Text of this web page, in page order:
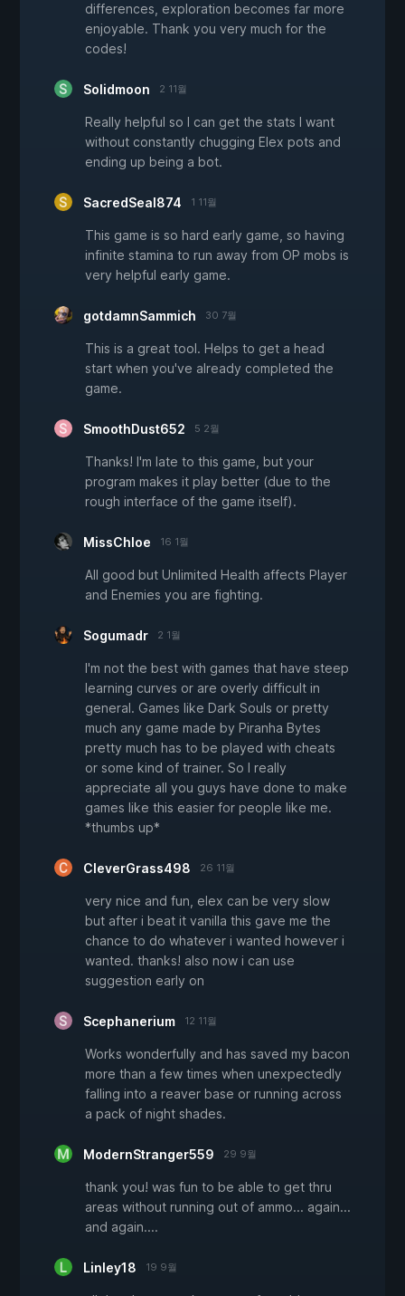
differences, exploration becomes far more
enjoyable. Thank you very much for the
codes!
Solidmoon 2 11월
Really helpful so I can get the stats I want
without constantly chugging Elex pots and
ending up being a bot.
SacredSeal874 1 11월
This game is so hard early game, so having
infinite stamina to run away from OP mobs is
very helpful early game.
gotdamnSammich 30 7월
This is a great tool. Helps to get a head
start when you've already completed the
game.
SmoothDust652 5 2월
Thanks! I'm late to this game, but your
program makes it play better (due to the
rough interface of the game itself).
MissChloe 16 1월
All good but Unlimited Health affects Player
and Enemies you are fighting.
Sogumadr 2 1월
I'm not the best with games that have steep
learning curves or are overly difficult in
general. Games like Dark Souls or pretty
much any game made by Piranha Bytes
pretty much has to be played with cheats
or some kind of trainer. So I really
appreciate all you guys have done to make
games like this easier for people like me.
*thumbs up*
CleverGrass498 26 11월
very nice and fun, elex can be very slow
but after i beat it vanilla this gave me the
chance to do whatever i wanted however i
wanted. thanks! also now i can use
suggestion early on
Scephanerium 12 11월
Works wonderfully and has saved my bacon
more than a few times when unexpectedly
falling into a reaver base or running across
a pack of night shades.
ModernStranger559 29 9월
thank you! was fun to be able to get thru
areas without running out of ammo... again...
and again....
Linley18 19 9월